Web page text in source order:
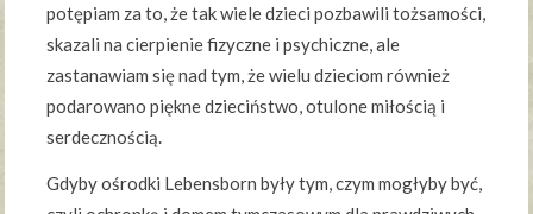
potępiam za to, że tak wiele dzieci pozbawili tożsamości,
skazali na cierpienie fizyczne i psychiczne, ale
zastanawiam się nad tym, że wielu dzieciom również
podarowano piękne dzieciństwo, otulone miłością i
serdecznością.
Gdyby ośrodki Lebensborn były tym, czym mogłyby być,